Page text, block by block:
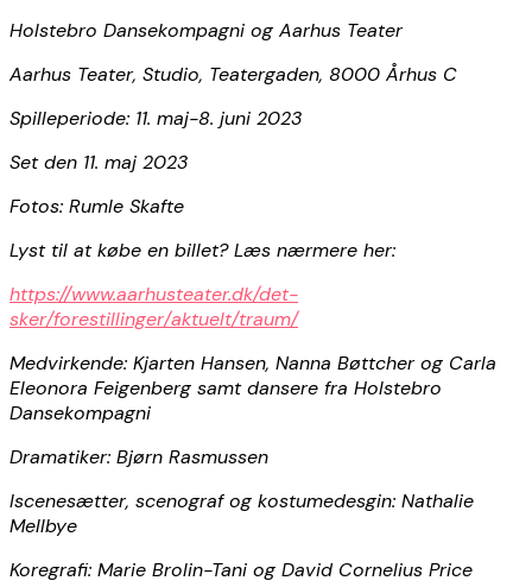
Holstebro Dansekompagni og Aarhus Teater
Aarhus Teater, Studio, Teatergaden, 8000 Århus C
Spilleperiode: 11. maj-8. juni 2023
Set den 11. maj 2023
Fotos: Rumle Skafte
Lyst til at købe en billet? Læs nærmere her:
https://www.aarhusteater.dk/det-
sker/forestillinger/aktuelt/traum/
Medvirkende: Kjarten Hansen, Nanna Bøttcher og Carla
Eleonora Feigenberg samt dansere fra Holstebro
Dansekompagni
Dramatiker: Bjørn Rasmussen
Iscenesætter, scenograf og kostumedesgin: Nathalie
Mellbye
Koregrafi: Marie Brolin-Tani og David Cornelius Price